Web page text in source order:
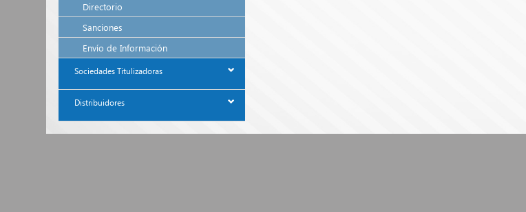
Directorio
Sanciones
Envío de Información
Sociedades Titulizadoras
Distribuidores